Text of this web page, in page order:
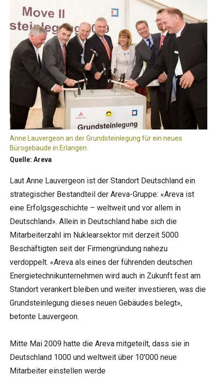
Anne Lauvergeon an der Grundsteinlegung für ein neues
Bürogebäude in Erlangen.
Quelle: Areva
Laut Anne Lauvergeon ist der Standort Deutschland ein
strategischer Bestandteil der Areva-Gruppe: «Areva ist
eine Erfolgsgeschichte – weltweit und vor allem in
Deutschland». Allein in Deutschland habe sich die
Mitarbeiterzahl im Nuklearsektor mit derzeit 5000
Beschäftigten seit der Firmengründung nahezu
verdoppelt. «Areva als eines der führenden deutschen
Energietechnikunternehmen wird auch in Zukunft fest am
Standort verankert bleiben und weiter investieren, was die
Grundsteinlegung dieses neuen Gebäudes belegt»,
betonte Lauvergeon.
Mitte Mai 2009 hatte die Areva mitgeteilt, dass sie in
Deutschland 1000 und weltweit über 10'000 neue
Mitarbeiter einstellen werde